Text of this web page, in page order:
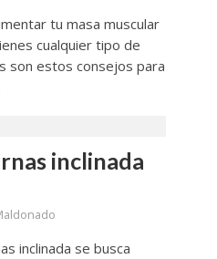
tu masa muscular
cualquier tipo de
son estos consejos para
inclinada
inclinada se busca